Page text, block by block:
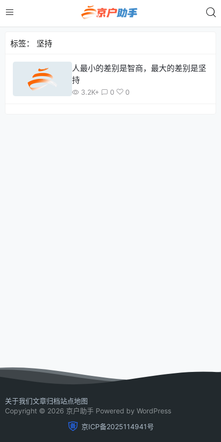
标签： 坚持
人最小的差别是智商，最大的差别是坚
持
3.2K+ 0 0
关于我们文章归档站点地图
Copyright © 2026 京户助手 Powered by WordPress
京ICP备2025114941号